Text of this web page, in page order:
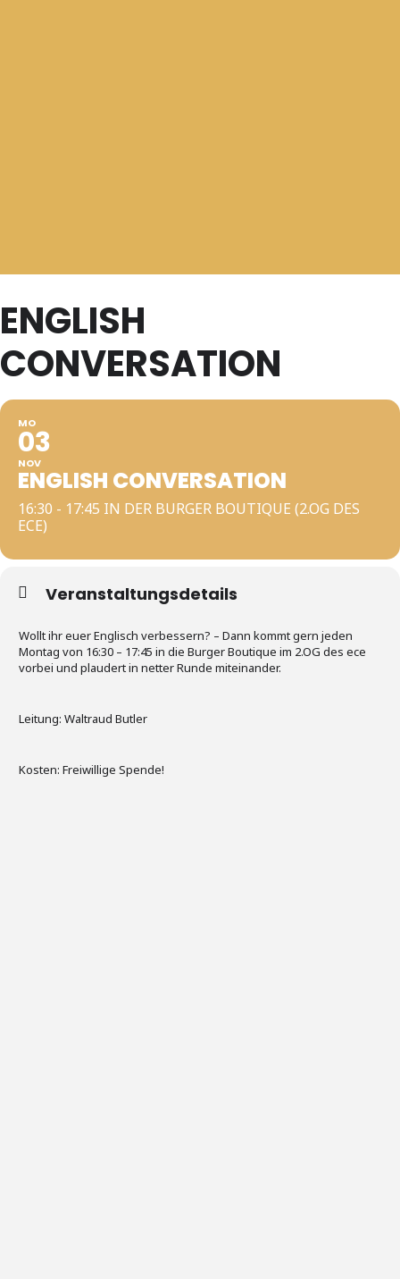
ENGLISH
CONVERSATION
MO
03
NOV
ENGLISH CONVERSATION
16:30 - 17:45 IN DER BURGER BOUTIQUE (2.OG DES
ECE)
Veranstaltungsdetails
Wollt ihr euer Englisch verbessern? – Dann kommt gern jeden
Montag von 16:30 – 17:45 in die Burger Boutique im 2.OG des ece
vorbei und plaudert in netter Runde miteinander.
Leitung: Waltraud Butler
Kosten: Freiwillige Spende!